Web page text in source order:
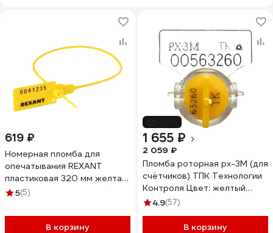
619 ₽
Номерная пломба для
опечатывания REXANT
пластиковая 320 мм желтая
50 шт 07-6132
5(5)
В корзину
1 655 ₽
2 059 ₽
Пломба роторная рх-3М (для
счётчиков) ТПК Технологии
Контроля Цвет: желтый
24137
4.9(57)
В корзину